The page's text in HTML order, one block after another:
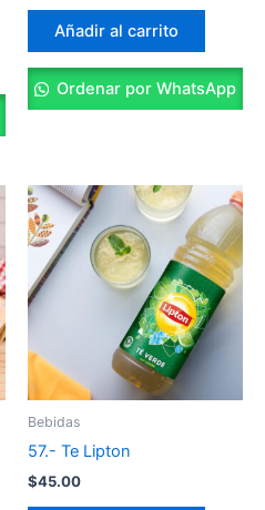
Añadir al carrito
Ordenar por WhatsApp
Bebidas
57.- Te Lipton
$45.00